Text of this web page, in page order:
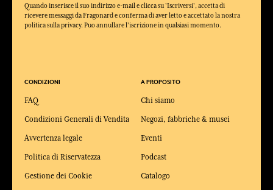
Quando inserisce il suo indirizzo e-mail e clicca su 'Iscriversi', accetta di
ricevere messaggi da Fragonard e conferma di aver letto e accettato la nostra
politica sulla privacy. Puo annullare l'iscrizione in qualsiasi momento.
CONDIZIONI
FAQ
Condizioni Generali di Vendita
Avvertenza legale
Politica di Riservatezza
Gestione dei Cookie
A PROPOSITO
Chi siamo
Negozi, fabbriche & musei
Eventi
Podcast
Catalogo